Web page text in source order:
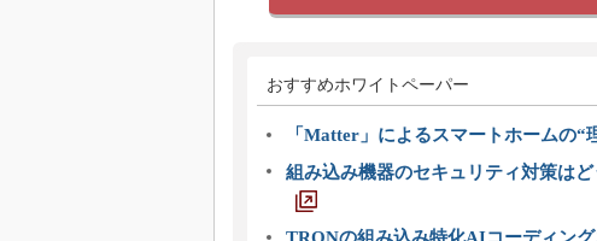
おすすめホワイトペーパー
「Matter」によるスマートホームの
組み込み機器のセキュリティ対策は